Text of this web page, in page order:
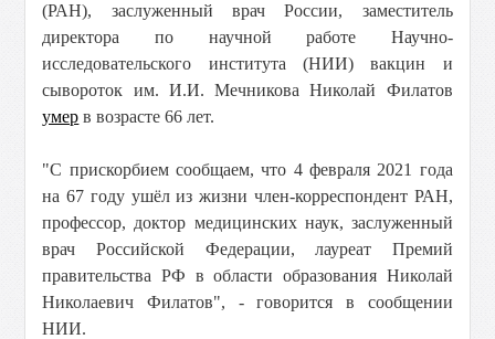
(РАН), заслуженный врач России, заместитель
директора по научной работе Научно-
исследовательского института (НИИ) вакцин и
сывороток им. И.И. Мечникова Николай Филатов
умер в возрасте 66 лет.
"С прискорбием сообщаем, что 4 февраля 2021 года
на 67 году ушёл из жизни член-корреспондент РАН,
профессор, доктор медицинских наук, заслуженный
врач Российской Федерации, лауреат Премий
правительства РФ в области образования Николай
Николаевич Филатов", - говорится в сообщении
НИИ.